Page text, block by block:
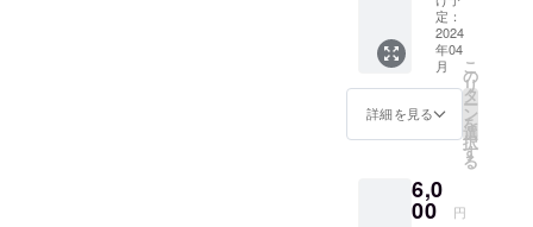
くださ
い。」
温 180
定：
2024
年04
月
詳細を見る
こ
の
リ
タ
ー
ン
を
選
択
す
る
6,0
00 円